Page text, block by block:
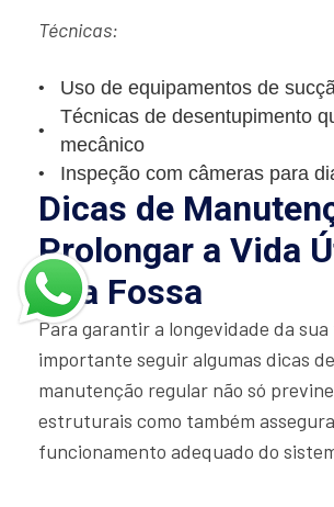
Técnicas:
Uso de equipamentos de
Técnicas de desentupimento
mecânico
Inspeção com câmeras para
Dicas de
Prolongar a Vida
Sua Fossa
Para garantir a longevidade da
importante seguir algumas dicas
manutenção regular não só
estruturais como também
funcionamento adequado do